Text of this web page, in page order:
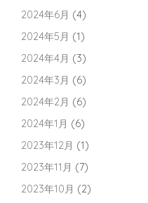
2024年6月 (4)
2024年5月 (1)
2024年4月 (3)
2024年3月 (6)
2024年2月 (6)
2024年1月 (6)
2023年12月 (1)
2023年11月 (7)
2023年10月 (2)